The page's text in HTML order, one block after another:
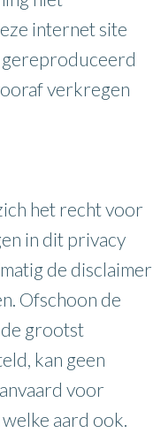
internet site
gereproduceerd
verkregen
het recht voor
in dit privacy
de disclaimer
Ofschoon de
grootst
kan geen
voor
aard ook.